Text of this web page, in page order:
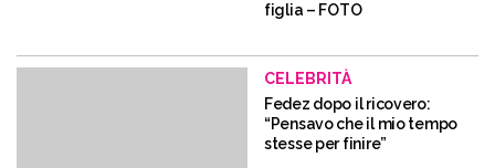
figlia – FOTO
CELEBRITÀ
Fedez dopo il ricovero:
“Pensavo che il mio tempo
stesse per finire”